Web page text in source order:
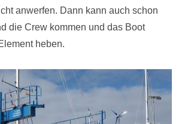
anwerfen. Dann kann auch schon
die Crew kommen und das Boot
heben.